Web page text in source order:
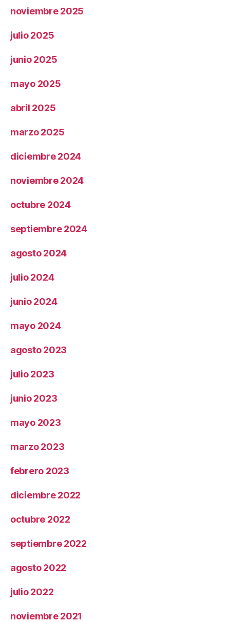
noviembre 2025
julio 2025
junio 2025
mayo 2025
abril 2025
marzo 2025
diciembre 2024
noviembre 2024
octubre 2024
septiembre 2024
agosto 2024
julio 2024
junio 2024
mayo 2024
agosto 2023
julio 2023
junio 2023
mayo 2023
marzo 2023
febrero 2023
diciembre 2022
octubre 2022
septiembre 2022
agosto 2022
julio 2022
noviembre 2021